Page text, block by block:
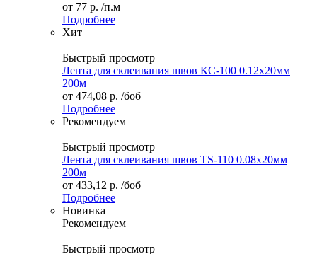
от 77 р. /п.м
Подробнее
Хит
Быстрый просмотр
Лента для склеивания швов КС-100 0.12х20мм
200м
от 474,08 р. /боб
Подробнее
Рекомендуем
Быстрый просмотр
Лента для склеивания швов TS-110 0.08х20мм
200м
от 433,12 р. /боб
Подробнее
Новинка
Рекомендуем
Быстрый просмотр